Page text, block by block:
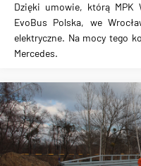
Dzięki umowie, którą MPK
EvoBus Polska, we
elektryczne. Na mocy tego
Mercedes.